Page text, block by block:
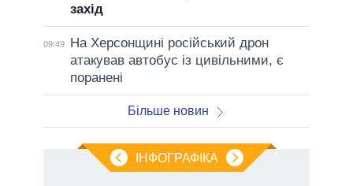
захід
09:49
На Херсонщині російський дрон
атакував автобус із цивільними, є
поранені
Більше новин
ІНФОГРАФІКА